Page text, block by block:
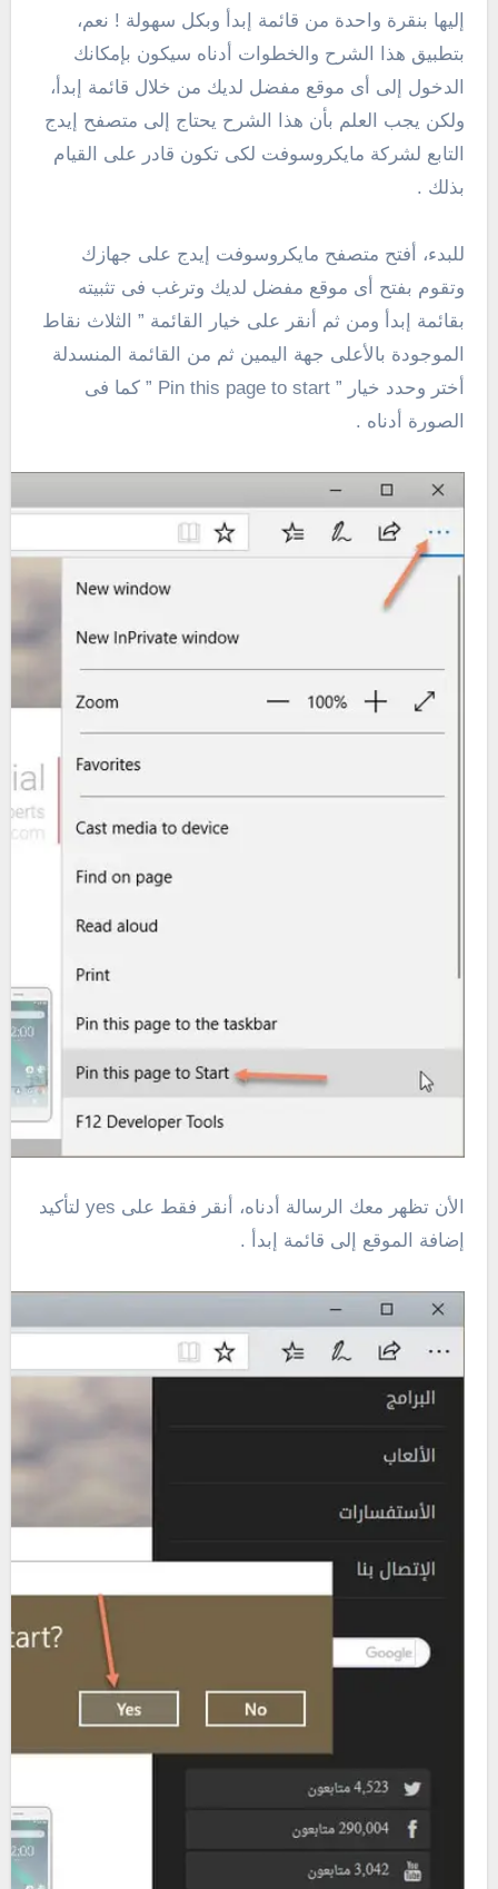
إليها بنقرة واحدة من قائمة إبدأ وبكل سهولة ! نعم،
بتطبيق هذا الشرح والخطوات أدناه سيكون بإمكانك
الدخول إلى أى موقع مفضل لديك من خلال قائمة إبدأ،
ولكن يجب العلم بأن هذا الشرح يحتاج إلى متصفح إيدج
التابع لشركة مايكروسوفت لكى تكون قادر على القيام
بذلك .
للبدء، أفتح متصفح مايكروسوفت إيدج على جهازك
وتقوم بفتح أى موقع مفضل لديك وترغب فى تثبيته
بقائمة إبدأ ومن ثم أنقر على خيار القائمة ” الثلاث نقاط
الموجودة بالأعلى جهة اليمين ثم من القائمة المنسدلة
أختر وحدد خيار ” Pin this page to start ” كما فى
الصورة أدناه .
الأن تظهر معك الرسالة أدناه، أنقر فقط على yes لتأكيد
إضافة الموقع إلى قائمة إبدأ .